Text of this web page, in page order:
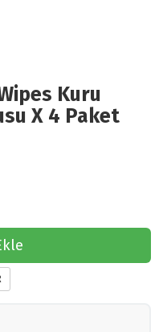
Kuru
X 4 Paket